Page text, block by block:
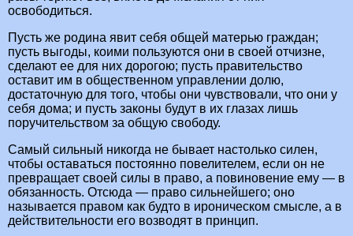
освободиться.
Пусть же родина явит себя общей матерью граждан;
пусть выгоды, коими пользуются они в своей отчизне,
сделают ее для них дорогою; пусть правительство
оставит им в общественном управлении долю,
достаточную для того, чтобы они чувствовали, что они у
себя дома; и пусть законы будут в их глазах лишь
поручительством за общую свободу.
Самый сильный никогда не бывает настолько силен,
чтобы оставаться постоянно повелителем, если он не
превращает своей силы в право, а повиновение ему — в
обязанность. Отсюда — право сильнейшего; оно
называется правом как будто в ироническом смысле, а в
действительности его возводят в принцип.